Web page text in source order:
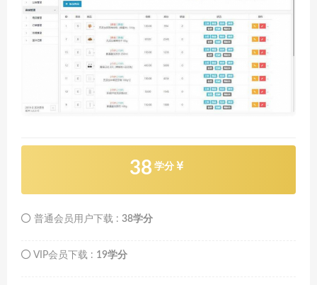
38 学分
普通会员用户下载 : 38学分
VIP会员下载 : 19学分